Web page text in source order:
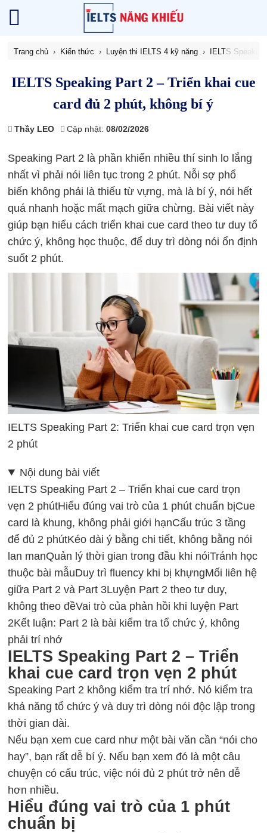
Trang chủ Kiến thức Luyện thi IELTS 4 kỹ năng IELTS Speaking
IELTS Speaking Part 2 – Triển khai cue
card đủ 2 phút, không bí ý
Thầy LEO Cập nhật:08/02/2026
Speaking Part 2 là phần khiến nhiều thí sinh lo lắng
nhất vì phải nói liên tục trong 2 phút. Nỗi sợ phổ
biến không phải là thiếu từ vựng, mà là bí ý, nói hết
quá nhanh hoặc mất mạch giữa chừng. Bài viết này
giúp bạn hiểu cách triển khai cue card theo tư duy tổ
chức ý, không học thuộc, để duy trì dòng nói ổn định
suốt 2 phút.
IELTS Speaking Part 2: Triển khai cue card trọn vẹn
2 phút
Nội dung bài viết
IELTS Speaking Part 2 – Triển khai cue card trọn
vẹn 2 phútHiểu đúng vai trò của 1 phút chuẩn bịCue
card là khung, không phải giới hạnCấu trúc 3 tầng
để đủ 2 phútKéo dài ý bằng chi tiết, không bằng nói
lan manQuản lý thời gian trong đầu khi nóiTránh học
thuộc bài mẫuDuy trì fluency khi bị khựngMối liên hệ
giữa Part 2 và Part 3Luyện Part 2 theo tư duy,
không theo đềVai trò của phản hồi khi luyện Part
2Kết luận: Part 2 là bài kiểm tra tổ chức ý, không
phải trí nhớ
IELTS Speaking Part 2 – Triển
khai cue card trọn vẹn 2 phút
Speaking Part 2 không kiểm tra trí nhớ. Nó kiểm tra
khả năng tổ chức ý và duy trì dòng nói độc lập trong
thời gian dài.
Nếu bạn xem cue card như một bài văn cần “nói cho
hay”, bạn rất dễ bí ý. Nếu bạn xem đó là một câu
chuyện có cấu trúc, việc nói đủ 2 phút trở nên dễ
hơn nhiều.
Hiểu đúng vai trò của 1 phút
chuẩn bị